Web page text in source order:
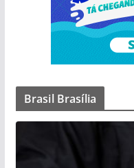
Brasil Brasília